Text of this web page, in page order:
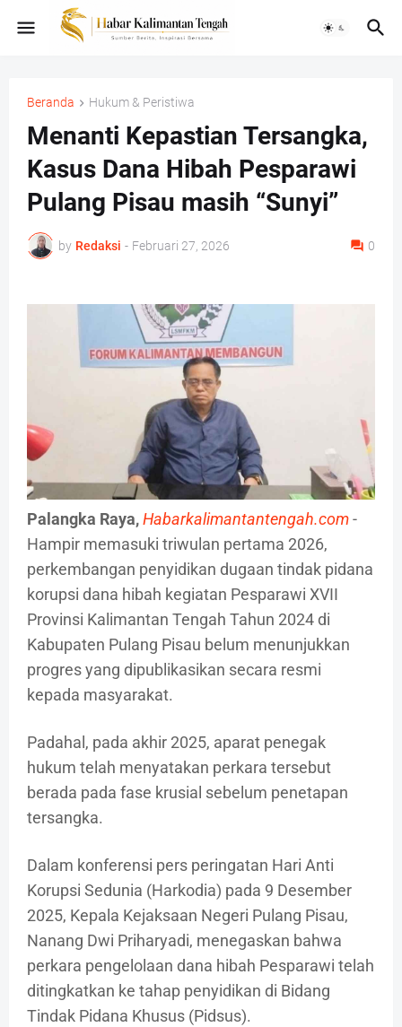
Beranda Hukum & Peristiwa
Menanti Kepastian Tersangka,
Kasus Dana Hibah Pesparawi
Pulang Pisau masih “Sunyi”
by Redaksi - Februari 27, 2026 0
Palangka Raya,Habarkalimantantengah.com-
Hampir memasuki triwulan pertama 2026,
perkembangan penyidikan dugaan tindak pidana
korupsi dana hibah kegiatan Pesparawi XVII
Provinsi Kalimantan Tengah Tahun 2024 di
Kabupaten Pulang Pisau belum menunjukkan
progres yang dipublikasikan secara resmi
kepada masyarakat.
Padahal, pada akhir 2025, aparat penegak
hukum telah menyatakan perkara tersebut
berada pada fase krusial sebelum penetapan
tersangka.
Dalam konferensi pers peringatan Hari Anti
Korupsi Sedunia (Harkodia) pada 9 Desember
2025, Kepala Kejaksaan Negeri Pulang Pisau,
Nanang Dwi Priharyadi, menegaskan bahwa
perkara pengelolaan dana hibah Pesparawi telah
ditingkatkan ke tahap penyidikan di Bidang
Tindak Pidana Khusus (Pidsus).